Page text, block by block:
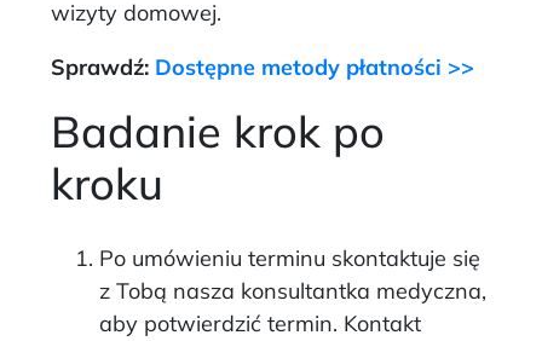
wizyty domowej.
Sprawdź: Dostępne metody płatności >>
Badanie krok po
kroku
Po umówieniu terminu skontaktuje się
z Tobą nasza konsultantka medyczna,
aby potwierdzić termin. Kontakt